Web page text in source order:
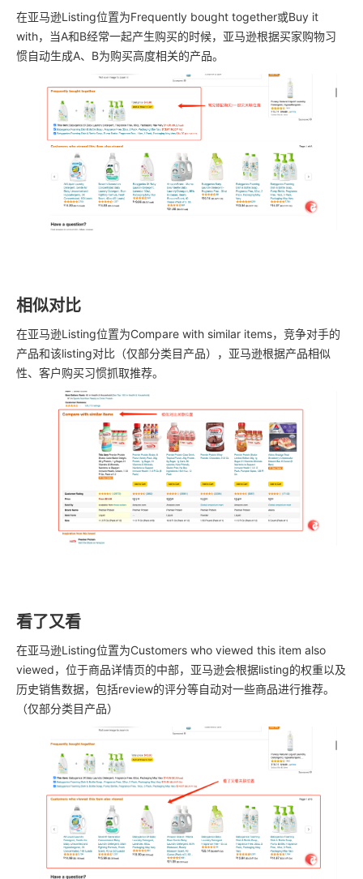
在亚马逊Listing位置为Frequently bought together或Buy it
with，当A和B经常一起产生购买的时候，亚马逊根据买家购物习
惯自动生成A、B为购买高度相关的产品。
相似对比
在亚马逊Listing位置为Compare with similar items，竞争对手的
产品和该listing对比（仅部分类目产品），亚马逊根据产品相似
性、客户购买习惯抓取推荐。
看了又看
在亚马逊Listing位置为Customers who viewed this item also
viewed，位于商品详情页的中部，亚马逊会根据listing的权重以及
历史销售数据，包括review的评分等自动对一些商品进行推荐。
（仅部分类目产品）